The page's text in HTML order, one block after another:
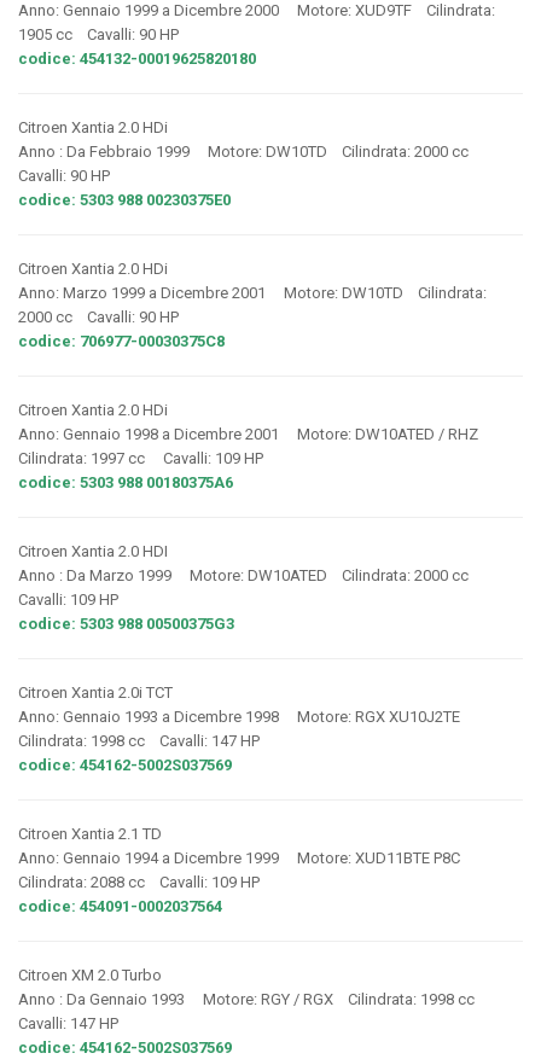
Anno: Gennaio 1999 a Dicembre 2000 Motore: XUD9TF Cilindrata:
1905 cc Cavalli: 90 HP
codice: 454132-00019625820180
Citroen Xantia 2.0 HDi
Anno : Da Febbraio 1999 Motore: DW10TD Cilindrata: 2000 cc
Cavalli: 90 HP
codice: 5303 988 00230375E0
Citroen Xantia 2.0 HDi
Anno: Marzo 1999 a Dicembre 2001 Motore: DW10TD Cilindrata:
2000 cc Cavalli: 90 HP
codice: 706977-00030375C8
Citroen Xantia 2.0 HDi
Anno: Gennaio 1998 a Dicembre 2001 Motore: DW10ATED / RHZ
Cilindrata: 1997 cc Cavalli: 109 HP
codice: 5303 988 00180375A6
Citroen Xantia 2.0 HDI
Anno : Da Marzo 1999 Motore: DW10ATED Cilindrata: 2000 cc
Cavalli: 109 HP
codice: 5303 988 00500375G3
Citroen Xantia 2.0i TCT
Anno: Gennaio 1993 a Dicembre 1998 Motore: RGX XU10J2TE
Cilindrata: 1998 cc Cavalli: 147 HP
codice: 454162-5002S037569
Citroen Xantia 2.1 TD
Anno: Gennaio 1994 a Dicembre 1999 Motore: XUD11BTE P8C
Cilindrata: 2088 cc Cavalli: 109 HP
codice: 454091-0002037564
Citroen XM 2.0 Turbo
Anno : Da Gennaio 1993 Motore: RGY / RGX Cilindrata: 1998 cc
Cavalli: 147 HP
codice: 454162-5002S037569